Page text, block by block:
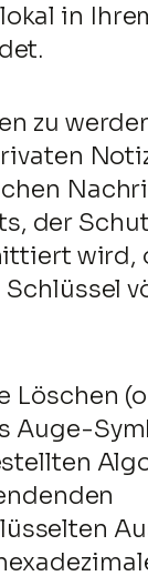
in
zu
der
wird,
Löschen
Auge-